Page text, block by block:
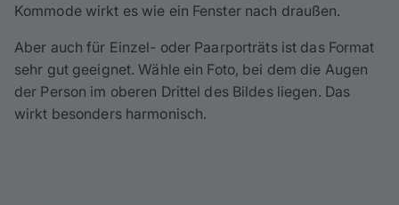
Kommode wirkt es wie ein Fenster nach draußen.
Aber auch für Einzel- oder Paarporträts ist das Format
sehr gut geeignet. Wähle ein Foto, bei dem die Augen
der Person im oberen Drittel des Bildes liegen. Das
wirkt besonders harmonisch.